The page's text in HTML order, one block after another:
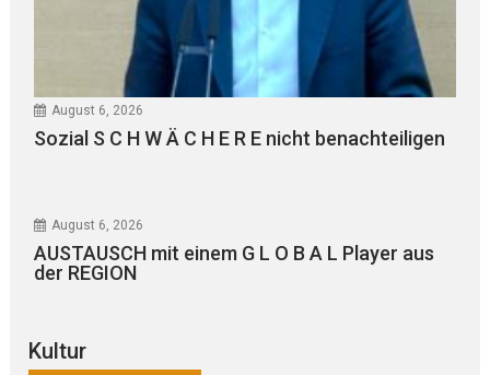
August 6, 2026
Sozial S C H W Ä C H E R E nicht benachteiligen
August 6, 2026
AUSTAUSCH mit einem G L O B A L Player aus
der REGION
Kultur